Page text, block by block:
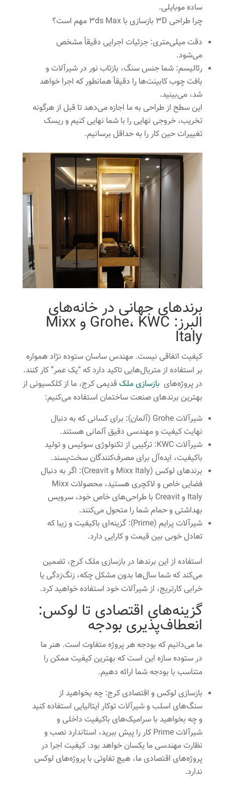
ساده موبایلی.
چرا طراحی ۳D بازسازی با 3ds Max مهم است؟
دقت میلی‌متری: جزئیات اجرایی دقیقاً مشخص
می‌شود.
رئالیسم: شما جنس سنگ، بازتاب نور در شیرآلات و
بافت چوب کابینت‌ها را دقیقاً همانطور که اجرا خواهد
شد، می‌بینید.
این سطح از طراحی به ما اجازه می‌دهد تا قبل از هرگونه
تخریب، خروجی نهایی را با شما نهایی کنیم و ریسک
تغییرات حین کار را به حداقل برسانیم.
برندهای جهانی در خانه‌های
البرز: Grohe، KWC و Mixx
Italy
کیفیت اتفاقی نیست. مهندس ساسان ستوده نژاد همواره
بر استفاده از متریال‌هایی تاکید دارد که “یک عمر” کار کنند.
در پروژه‌های بازسازی ملکقدیمی کرج، ما از کلکسیونی از
بهترین برندهای صنعت ساختمان استفاده می‌کنیم:
شیرآلات Grohe (آلمان): برای کسانی که به دنبال
نهایت کیفیت و مهندسی دقیق آلمانی هستند.
شیرآلات KWC: ترکیبی از تکنولوژی سوئیس و تولید
باکیفیت، ایده‌آل برای مصرف‌کنندگان سخت‌پسند.
برندهای لوکس (Mixx Italy و Creavit): اگر به دنبال
فضایی خاص و لاکچری هستید، محصولات Mixx
Italy و Creavit با طراحی‌های خاص خود، سرویس
بهداشتی و حمام شما را متحول می‌کنند.
شیرآلات پرایم (Prime): گزینه‌ای باکیفیت و زیبا که
تعادل خوبی بین قیمت و کارایی دارد.
استفاده از این برندها در بازسازی ملک کرج، تضمین
می‌کند که شما سال‌ها بدون مشکل چکه، زنگ‌زدگی یا
خرابی کارتریج، از شیرآلات خود استفاده خواهید کرد.
گزینه‌های اقتصادی تا لوکس:
انعطاف‌پذیری بودجه
ما می‌دانیم که بودجه هر پروژه متفاوت است. هنر ما
در ستوده سازه این است که بهترین کیفیت ممکن را
متناسب با بودجه شما ارائه دهیم.
بازسازی لوکس و اقتصادی کرج: چه بخواهید از
سنگ‌های اسلب و شیرآلات توکار ایتالیایی استفاده کنید
و چه بخواهید با سرامیک‌های باکیفیت داخلی و
شیرآلات Prime کار را پیش ببرید، استاندارد نصب و
نظارت مهندسی ما یکسان خواهد بود. کیفیت اجرا در
پروژه‌های اقتصادی ما، هیچ تفاوتی با پروژه‌های لوکس
ندارد.